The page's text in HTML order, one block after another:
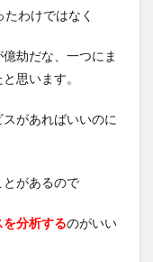
わけではなく
劫だな、一つにま
思います。
があればいいのに
があるので
分析するのがいい